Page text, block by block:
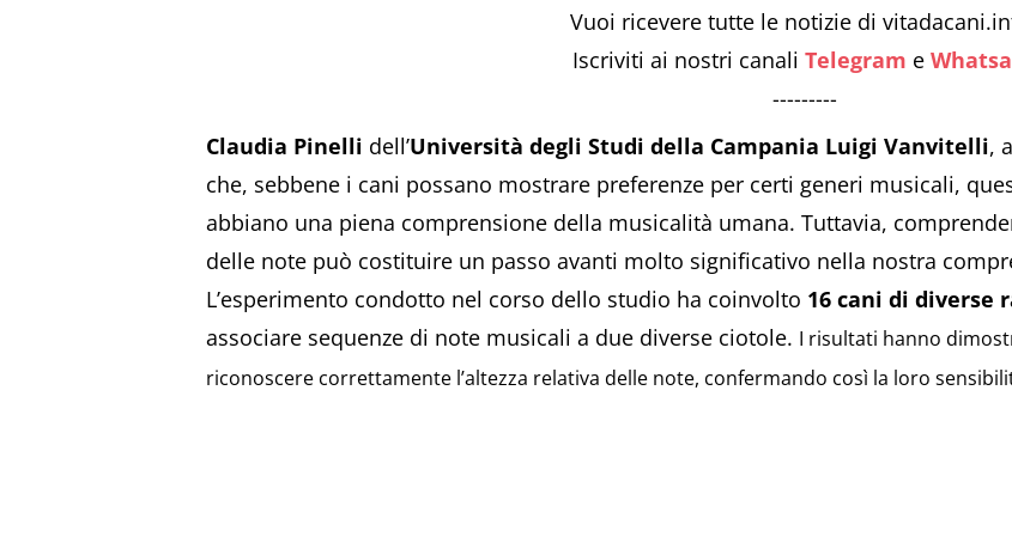
Vuoi ricevere tutte le notizie di
Iscriviti ai nostri canali Telegram e
---------
Claudia Pinelli dell’Università degli Studi della Campania Luigi Vanvitelli,
che, sebbene i cani possano mostrare preferenze per certi generi musicali,
abbiano una piena comprensione della musicalità umana. Tuttavia,
delle note può costituire un passo avanti molto significativo nella nostra
L’esperimento condotto nel corso dello studio ha coinvolto 16 cani di diverse
associare sequenze di note musicali a due diverse ciotole. I risultati hanno
riconoscere correttamente l’altezza relativa delle note, confermando così la loro